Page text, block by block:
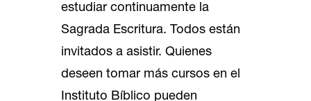
estudiar continuamente la
Sagrada Escritura. Todos están
invitados a asistir. Quienes
deseen tomar más cursos en el
Instituto Bíblico pueden